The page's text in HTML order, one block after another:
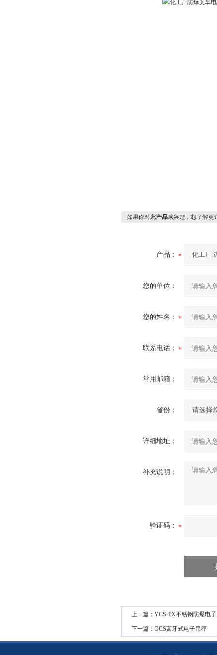
如果你对此产品感兴趣，想了解更
产品：
您的单位：
您的姓名：
联系电话：
常用邮箱：
省份：
详细地址：
补充说明：
验证码：
上一篇： YCS-EX不锈钢防爆电
下一篇： OCS蓝牙式电子吊秤